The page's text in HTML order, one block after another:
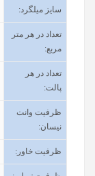
سایز میلگرد:
تعداد در هر متر
مربع:
تعداد در هر
پالت:
ظرفیت وانت
نیسان:
ظرفیت خاور :